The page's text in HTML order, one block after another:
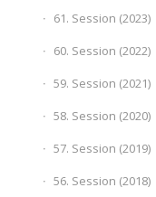
61. Session (2023)
60. Session (2022)
59. Session (2021)
58. Session (2020)
57. Session (2019)
56. Session (2018)